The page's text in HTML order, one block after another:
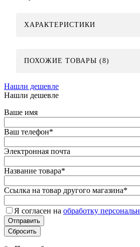
ХАРАКТЕРИСТИКИ
ПОХОЖИЕ ТОВАРЫ (8)
Нашли дешевле
Нашли дешевле
Ваше имя
Ваш телефон*
Электронная почта
Название товара*
Ссылка на товар другого магазина*
Я согласен на обработку